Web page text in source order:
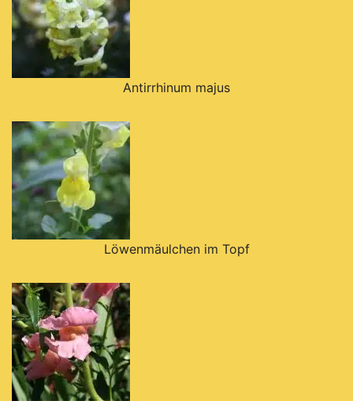
Antirrhinum majus
Löwenmäulchen im Topf